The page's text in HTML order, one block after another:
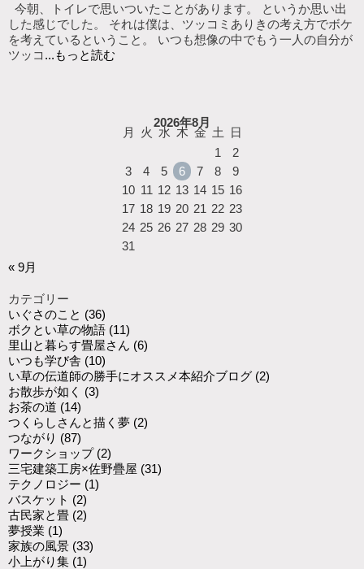
今朝、トイレで思いついたことがあります。 というか思い出
した感じでした。 それは僕は、ツッコミありきの考え方でボケ
を考えているということ。 いつも想像の中でもう一人の自分が
ツッコ ...もっと読む
2026年8月
月 火 水 木 金 土
日
1
2
3
4 5 6 7 8
9
10 11 12 13 14 15 16
17 18 19 20 21 22 23
24 25 26 27 28 29 30
31
« 9月
カテゴリー
いぐさのこと (36)
ボクとい草の物語 (11)
里山と暮らす畳屋さん (6)
いつも学び舎 (10)
い草の伝道師の勝手にオススメ本紹介ブログ (2)
お散歩が如く (3)
お茶の道 (14)
つくらしさんと描く夢 (2)
つながり (87)
ワークショップ (2)
三宅建築工房×佐野疊屋 (31)
テクノロジー (1)
バスケット (2)
古民家と畳 (2)
夢授業 (1)
家族の風景 (33)
小上がり集 (1)